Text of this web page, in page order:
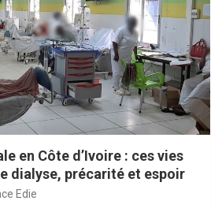
en Côte d’Ivoire : ces vies
dialyse, précarité et espoir
Edie